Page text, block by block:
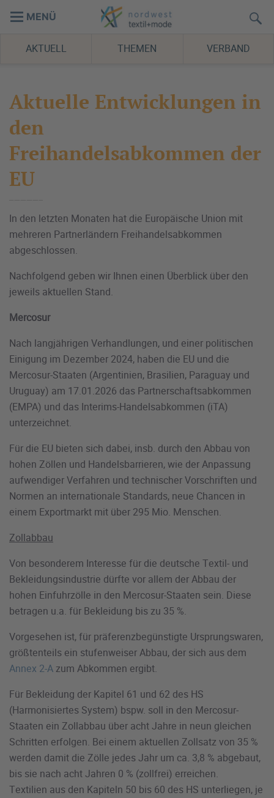
MENÜ
AKTUELL THEMEN VERBAND
Aktuelle Entwicklungen in
den
Freihandelsabkommen der
EU
In den letzten Monaten hat die Europäische Union mit
mehreren Partnerländern Freihandelsabkommen
abgeschlossen.
Nachfolgend geben wir Ihnen einen Überblick über den
jeweils aktuellen Stand.
Mercosur
Nach langjährigen Verhandlungen, und einer politischen
Einigung im Dezember 2024, haben die EU und die
Mercosur-Staaten (Argentinien, Brasilien, Paraguay und
Uruguay) am 17.01.2026 das Partnerschaftsabkommen
(EMPA) und das Interims-Handelsabkommen (iTA)
unterzeichnet.
Für die EU bieten sich dabei, insb. durch den Abbau von
hohen Zöllen und Handelsbarrieren, wie der Anpassung
aufwendiger Verfahren und technischer Vorschriften und
Normen an internationale Standards, neue Chancen in
einem Exportmarkt mit über 295 Mio. Menschen.
Zollabbau
Von besonderem Interesse für die deutsche Textil- und
Bekleidungsindustrie dürfte vor allem der Abbau der
hohen Einfuhrzölle in den Mercosur-Staaten sein. Diese
betragen u.a. für Bekleidung bis zu 35 %.
Vorgesehen ist, für präferenzbegünstigte Ursprungswaren,
größtenteils ein stufenweiser Abbau, der sich aus dem
Annex 2-A zum Abkommen ergibt.
Für Bekleidung der Kapitel 61 und 62 des HS
(Harmonisiertes System) bspw. soll in den Mercosur-
Staaten ein Zollabbau über acht Jahre in neun gleichen
Schritten erfolgen. Bei einem aktuellen Zollsatz von 35 %
werden damit die Zölle jedes Jahr um ca. 3,8 % abgebaut,
bis sie nach acht Jahren 0 % (zollfrei) erreichen.
Textilien aus den Kapiteln 50 bis 60 des HS unterliegen, je